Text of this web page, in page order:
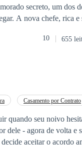
ela der à luz. Afinal,
secreto, um dos
10 655
Casamento por Contrato
quando seu noivo
dele - agora de volta e